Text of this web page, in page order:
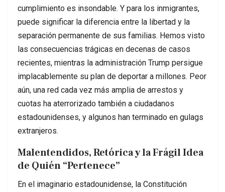
cumplimiento es insondable. Y para los inmigrantes,
puede significar la diferencia entre la libertad y la
separación permanente de sus familias. Hemos visto
las consecuencias trágicas en decenas de casos
recientes, mientras la administración Trump persigue
implacablemente su plan de deportar a millones. Peor
aún, una red cada vez más amplia de arrestos y
cuotas ha aterrorizado también a ciudadanos
estadounidenses, y algunos han terminado en gulags
extranjeros.
Malentendidos, Retórica y la Frágil Idea
de Quién “Pertenece”
En el imaginario estadounidense, la Constitución